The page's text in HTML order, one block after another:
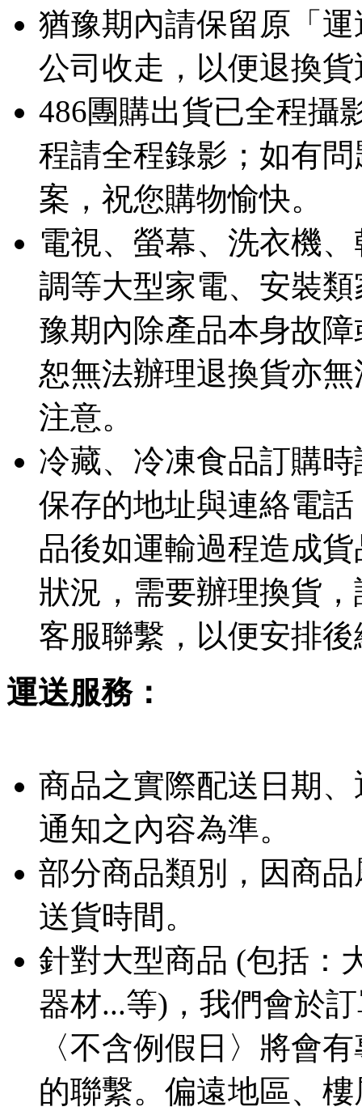
猶豫期內請保留原「
公司收走，以便退換
486團購出貨已全程攝
程請全程錄影；如有
案，祝您購物愉快。
電視、螢幕、洗衣機
調等大型家電、安裝
豫期內除產品本身故
恕無法辦理退換貨亦
注意。
冷藏、冷凍食品訂購
保存的地址與連絡電
品後如運輸過程造成
狀況，需要辦理換貨
客服聯繫，以便安排
運送服務：
商品之實際配送日期
通知之內容為準。
部分商品類別，因商
送貨時間。
針對大型商品 (包括：
器材...等)，我們會於
〈不含例假日〉將會
的聯繫。偏遠地區、